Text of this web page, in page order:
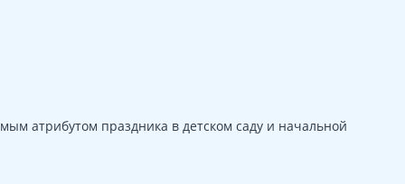
атрибутом праздника в детском саду и начальной